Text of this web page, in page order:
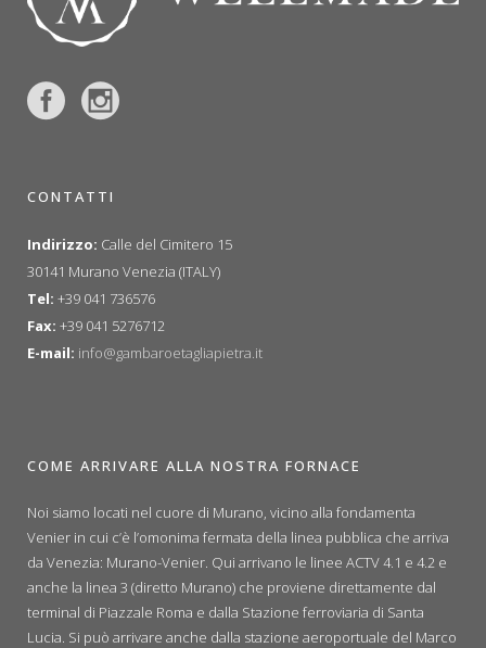
CONTATTI
Indirizzo: Calle del Cimitero 15
30141 Murano Venezia (ITALY)
Tel: +39 041 736576
Fax: +39 041 5276712
E-mail: info@gambaroetagliapietra.it
COME ARRIVARE ALLA NOSTRA FORNACE
Noi siamo locati nel cuore di Murano, vicino alla fondamenta
Venier in cui c’è l’omonima fermata della linea pubblica che arriva
da Venezia: Murano-Venier. Qui arrivano le linee ACTV 4.1 e 4.2 e
anche la linea 3 (diretto Murano) che proviene direttamente dal
terminal di Piazzale Roma e dalla Stazione ferroviaria di Santa
Lucia. Si può arrivare anche dalla stazione aeroportuale del Marco